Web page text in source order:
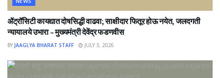
ॲट्रॉसिटी कायद्यात दोषसिद्धी वाढवा; साक्षीदार फितूर होऊ नयेत, जलदगती
न्यायालये उभारा – मुख्यमंत्री देवेंद्र फडणवीस
BY JAAGLYA BHARAT STAFF JULY 3, 2026